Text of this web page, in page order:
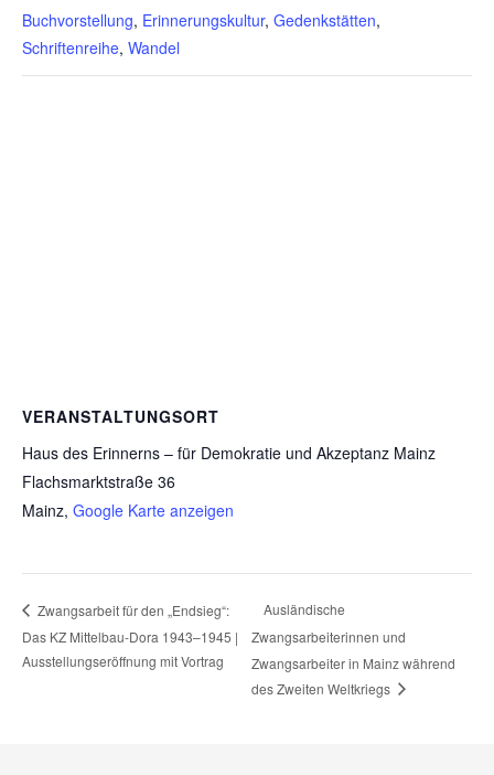
Buchvorstellung, Erinnerungskultur, Gedenkstätten,
Schriftenreihe, Wandel
VERANSTALTUNGSORT
Haus des Erinnerns – für Demokratie und Akzeptanz Mainz
Flachsmarktstraße 36
Mainz, Google Karte anzeigen
Zwangsarbeit für den „Endsieg“:
Das KZ Mittelbau-Dora 1943–1945 |
Ausstellungseröffnung mit Vortrag
Ausländische
Zwangsarbeiterinnen und
Zwangsarbeiter in Mainz während
des Zweiten Weltkriegs